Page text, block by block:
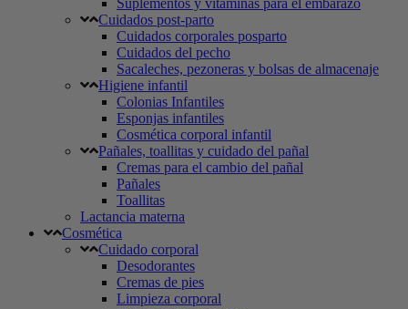
Suplementos y vitaminas para el embarazo
Cuidados post-parto
Cuidados corporales posparto
Cuidados del pecho
Sacaleches, pezoneras y bolsas de almacenaje
Higiene infantil
Colonias Infantiles
Esponjas infantiles
Cosmética corporal infantil
Pañales, toallitas y cuidado del pañal
Cremas para el cambio del pañal
Pañales
Toallitas
Lactancia materna
Cosmética
Cuidado corporal
Desodorantes
Cremas de pies
Limpieza corporal